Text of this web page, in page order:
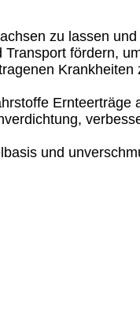
zu lassen
fördern,
Ernteerträge
und